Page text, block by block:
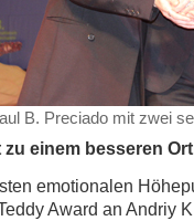
B. Preciado mit zwei
zu einem besseren
emotionalen
Award an Andriy